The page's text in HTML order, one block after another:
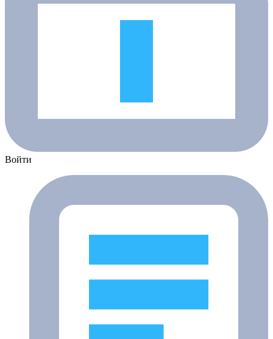
Войти